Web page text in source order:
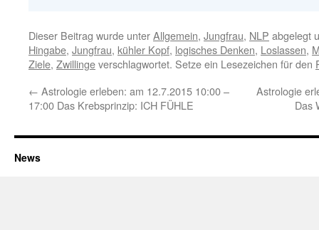
Dieser Beitrag wurde unterAllgemein, Jungfrau, NLP abgelegt
Hingabe, Jungfrau, kühler Kopf, logisches Denken, Loslassen,
Ziele, Zwillingeverschlagwortet. Setze ein Lesezeichen für den
← Astrologie erleben: am 12.7.2015 10:00 –
17:00 Das Krebsprinzip: ICH FÜHLE
Astrologie
Das
News